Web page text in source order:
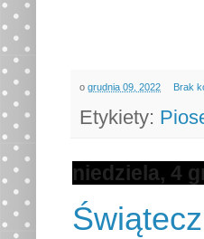
o grudnia 09, 2022 Brak
Etykiety:
niedziela, 4